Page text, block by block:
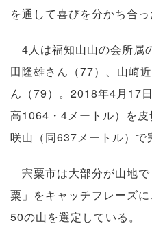
を通して喜びを分かち合っ
4人は福知山山の会所属
田隆雄さん（77）、山崎
ん（79）。2018年4月17
高1064・4メートル）を
咲山（同637メートル）で
宍粟市は大部分が山地
粟」をキャッチフレーズ
50の山を選定している。